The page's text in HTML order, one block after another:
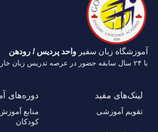
آموزشگاه زبان سفیر واحد پردیس / رودهن
با ۲۴ سال سابقه حضور در عرصه تدریس زبان خارجی
لینک‌های مفید
تقویم آموزشی
دوره‌های
منابع
کودکان